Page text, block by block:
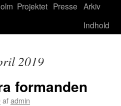
Projektet Presse Arkiv
Indhold
2019
formanden
afadmin